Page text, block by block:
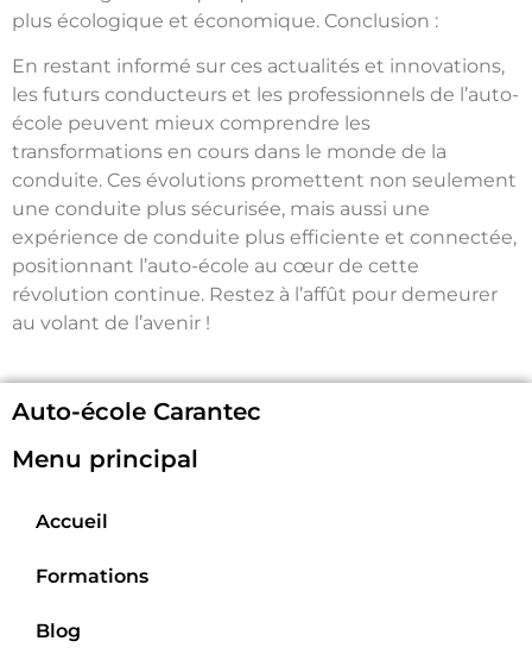
plus écologique et économique. Conclusion :
En restant informé sur ces actualités et innovations,
les futurs conducteurs et les professionnels de l’auto-
école peuvent mieux comprendre les
transformations en cours dans le monde de la
conduite. Ces évolutions promettent non seulement
une conduite plus sécurisée, mais aussi une
expérience de conduite plus efficiente et connectée,
positionnant l’auto-école au cœur de cette
révolution continue. Restez à l’affût pour demeurer
au volant de l’avenir !
Auto-école Carantec
Menu principal
Accueil
Formations
Blog